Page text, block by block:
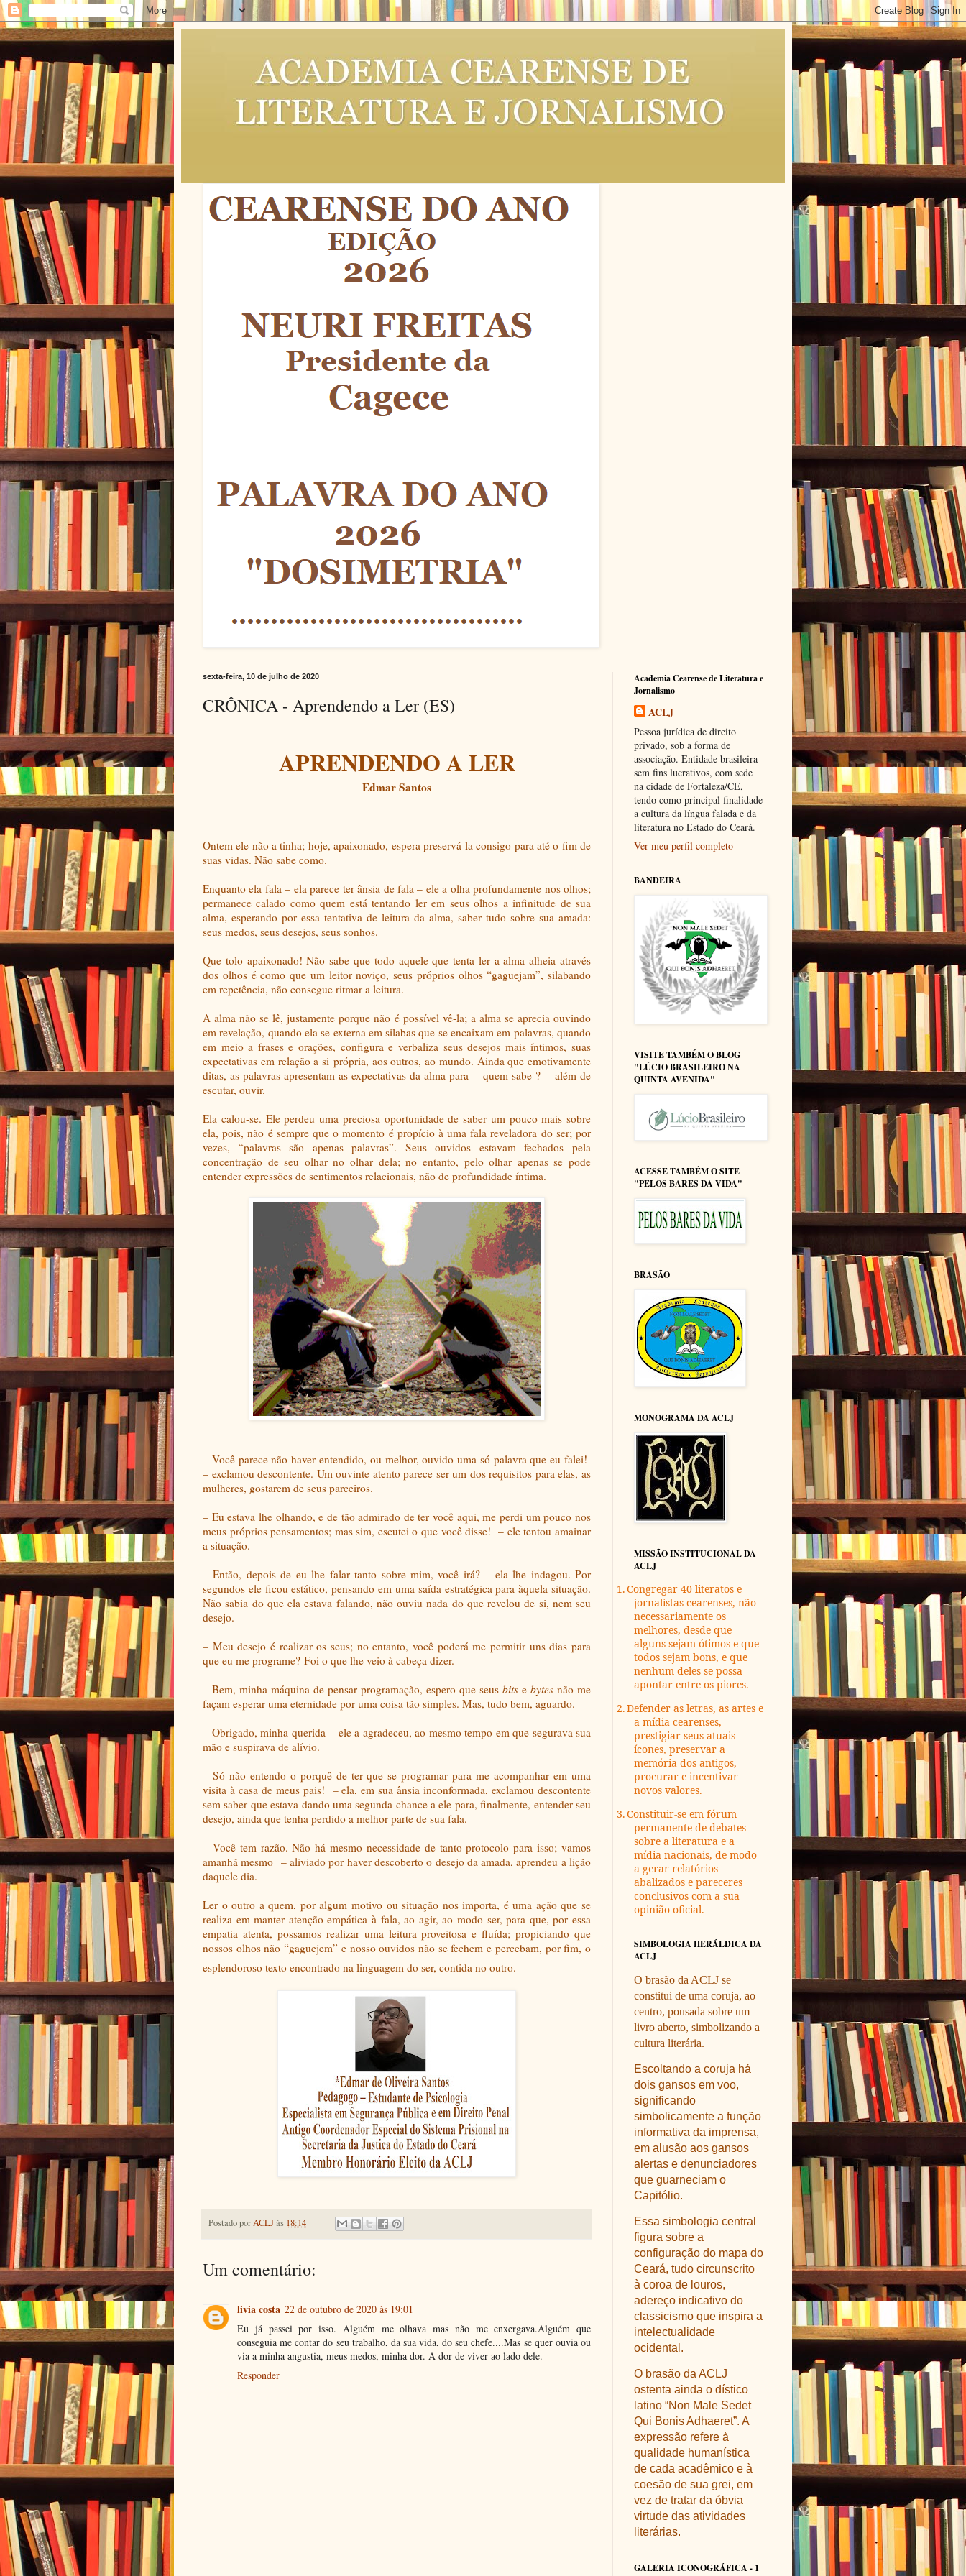
sexta-feira, 10 de julho de 2020
CRÔNICA - Aprendendo a Ler (ES)
APRENDENDO A LER
Edmar Santos
Ontem ele não a tinha; hoje, apaixonado, espera preservá-la consigo para até o fim de
suas vidas. Não sabe como.
Enquanto ela fala – ela parece ter ânsia de fala – ele a olha profundamente nos olhos;
permanece calado como quem está tentando ler em seus olhos a infinitude de sua
alma, esperando por essa tentativa de leitura da alma, saber tudo sobre sua amada:
seus medos, seus desejos, seus sonhos.
Que tolo apaixonado! Não sabe que todo aquele que tenta ler a alma alheia através
dos olhos é como que um leitor noviço, seus próprios olhos “gaguejam”, silabando
em repetência, não consegue ritmar a leitura.
A alma não se lê, justamente porque não é possível vê-la; a alma se aprecia ouvindo
em revelação, quando ela se externa em silabas que se encaixam em palavras, quando
em meio a frases e orações, configura e verbaliza seus desejos mais íntimos, suas
expectativas em relação a si própria, aos outros, ao mundo. Ainda que emotivamente
ditas, as palavras apresentam as expectativas da alma para – quem sabe ? – além de
escutar, ouvir.
Ela calou-se. Ele perdeu uma preciosa oportunidade de saber um pouco mais sobre
ela, pois, não é sempre que o momento é propício à uma fala reveladora do ser; por
vezes, “palavras são apenas palavras”. Seus ouvidos estavam fechados pela
concentração de seu olhar no olhar dela; no entanto, pelo olhar apenas se pode
entender expressões de sentimentos relacionais, não de profundidade íntima.
– Você parece não haver entendido, ou melhor, ouvido uma só palavra que eu falei!
– exclamou descontente. Um ouvinte atento parece ser um dos requisitos para elas, as
mulheres, gostarem de seus parceiros.
– Eu estava lhe olhando, e de tão admirado de ter você aqui, me perdi um pouco nos
meus próprios pensamentos; mas sim, escutei o que você disse! – ele tentou amainar
a situação.
– Então, depois de eu lhe falar tanto sobre mim, você irá? – ela lhe indagou. Por
segundos ele ficou estático, pensando em uma saída estratégica para àquela situação.
Não sabia do que ela estava falando, não ouviu nada do que revelou de si, nem seu
desejo.
– Meu desejo é realizar os seus; no entanto, você poderá me permitir uns dias para
que eu me programe? Foi o que lhe veio à cabeça dizer.
– Bem, minha máquina de pensar programação, espero que seus bits e bytes não me
façam esperar uma eternidade por uma coisa tão simples. Mas, tudo bem, aguardo.
– Obrigado, minha querida – ele a agradeceu, ao mesmo tempo em que segurava sua
mão e suspirava de alívio.
– Só não entendo o porquê de ter que se programar para me acompanhar em uma
visita à casa de meus pais! – ela, em sua ânsia inconformada, exclamou descontente
sem saber que estava dando uma segunda chance a ele para, finalmente, entender seu
desejo, ainda que tenha perdido a melhor parte de sua fala.
– Você tem razão. Não há mesmo necessidade de tanto protocolo para isso; vamos
amanhã mesmo – aliviado por haver descoberto o desejo da amada, aprendeu a lição
daquele dia.
Ler o outro a quem, por algum motivo ou situação nos importa, é uma ação que se
realiza em manter atenção empática à fala, ao agir, ao modo ser, para que, por essa
empatia atenta, possamos realizar uma leitura proveitosa e fluída; propiciando que
nossos olhos não “gaguejem” e nosso ouvidos não se fechem e percebam, por fim, o
esplendoroso texto encontrado na linguagem do ser, contida no outro.
Postado porACLJàs 18:14
Um comentário:
livia costa 22 de outubro de 2020 às 19:01
Eu já passei por isso. Alguém me olhava mas não me enxergava.Alguém que
conseguia me contar do seu trabalho, da sua vida, do seu chefe....Mas se quer ouvia ou
via a minha angustia, meus medos, minha dor. A dor de viver ao lado dele.
Responder
Academia Cearense de Literatura e
Jornalismo
ACLJ
Pessoa jurídica de direito
privado, sob a forma de
associação. Entidade brasileira
sem fins lucrativos, com sede
na cidade de Fortaleza/CE,
tendo como principal finalidade
a cultura da língua falada e da
literatura no Estado do Ceará.
Ver meu perfil completo
BANDEIRA
VISITE TAMBÉM O BLOG
"LÚCIO BRASILEIRO NA
QUINTA AVENIDA"
ACESSE TAMBÉM O SITE
"PELOS BARES DA VIDA"
BRASÃO
MONOGRAMA DA ACLJ
MISSÃO INSTITUCIONAL DA
ACLJ
1.Congregar 40 literatos e
jornalistas cearenses, não
necessariamente os
melhores, desde que
alguns sejam ótimos e que
todos sejam bons, e que
nenhum deles se possa
apontar entre os piores.
2.Defender as letras, as artes e
a mídia cearenses,
prestigiar seus atuais
ícones, preservar a
memória dos antigos,
procurar e incentivar
novos valores.
3.Constituir-se em fórum
permanente de debates
sobre a literatura e a
mídia nacionais, de modo
a gerar relatórios
abalizados e pareceres
conclusivos com a sua
opinião oficial.
SIMBOLOGIA HERÁLDICA DA
ACLJ
O brasão da ACLJ se
constitui de uma coruja, ao
centro, pousada sobre um
livro aberto, simbolizando a
cultura literária.
Escoltando a coruja há
dois gansos em voo,
significando
simbolicamente a função
informativa da imprensa,
em alusão aos gansos
alertas e denunciadores
que guarneciam o
Capitólio.
Essa simbologia central
figura sobre a
configuração do mapa do
Ceará, tudo circunscrito
à coroa de louros,
adereço indicativo do
classicismo que inspira a
intelectualidade
ocidental.
O brasão da ACLJ
ostenta ainda o dístico
latino “Non Male Sedet
Qui Bonis Adhaeret”. A
expressão refere à
qualidade humanística
de cada acadêmico e à
coesão de sua grei, em
vez de tratar da óbvia
virtude das atividades
literárias.
GALERIA ICONOGRÁFICA - 1